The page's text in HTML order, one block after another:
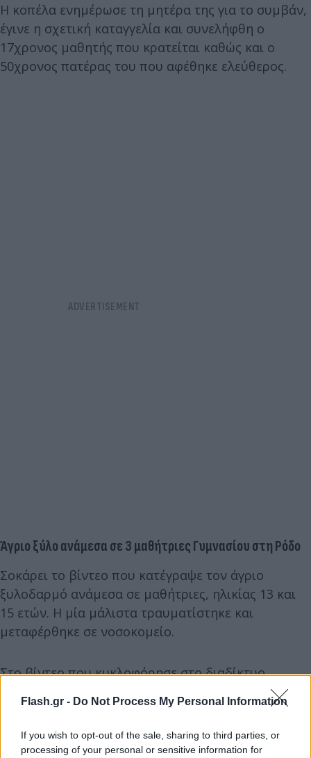
Flash.gr - Do Not Process My Personal Information
If you wish to opt-out of the sale, sharing to third parties, or
processing of your personal or sensitive information for
Η κοπέλα ενημέρωσε τη μητέρα της για το συμβάν,
έγινε η σχετική καταγγελία και συνελήφθη ο
17χρονος μαθητής που κρατείται καθώς και ο
50χρονος πατέρας του που αφέθηκε ελεύθερος.
Άγριο ξύλο ανάμεσα σε 3 μαθήτριες Γυμνασίου στη Ρόδο
Σοκάρει το βίντεο που κατέγραψε τον άγριο
ξυλοδαρμό ανάμεσα σε μαθήτριες, ηλικίας 13 και
15 ετών. Η μία μάλιστα τραυματίστηκε και
μεταφέρθηκε σε νοσοκομείο.
Στο βίντεο που κυκλοφόρησε στο διαδίκτυο,
των μαθητριών
σε χωριό τηςΡόδου, με γροθιές αλλά και κλωτσιές
στο πρόσωπο και στο κεφάλι.